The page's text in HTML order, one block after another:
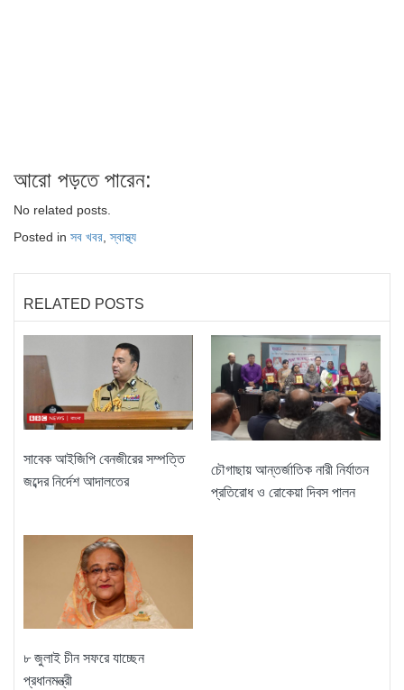
আরো পড়তে পারেন:
No related posts.
Posted in সব খবর ,স্বাস্থ্য
RELATED POSTS
সাবেক আইজিপি বেনজীরের সম্পত্তি
জব্দের নির্দেশ আদালতের
চৌগাছায় আন্তর্জাতিক নারী নির্যাতন
প্রতিরোধ ও রোকেয়া দিবস পালন
৮ জুলাই চীন সফরে যাচ্ছেন
প্রধানমন্ত্রী